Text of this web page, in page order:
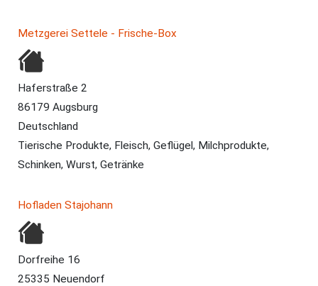
Metzgerei Settele - Frische-Box
Haferstraße 2
86179 Augsburg
Deutschland
Tierische Produkte, Fleisch, Geflügel, Milchprodukte,
Schinken, Wurst, Getränke
Hofladen Stajohann
Dorfreihe 16
25335 Neuendorf